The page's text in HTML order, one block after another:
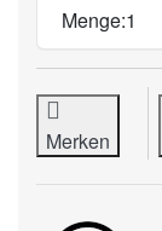
Menge:1
Merken